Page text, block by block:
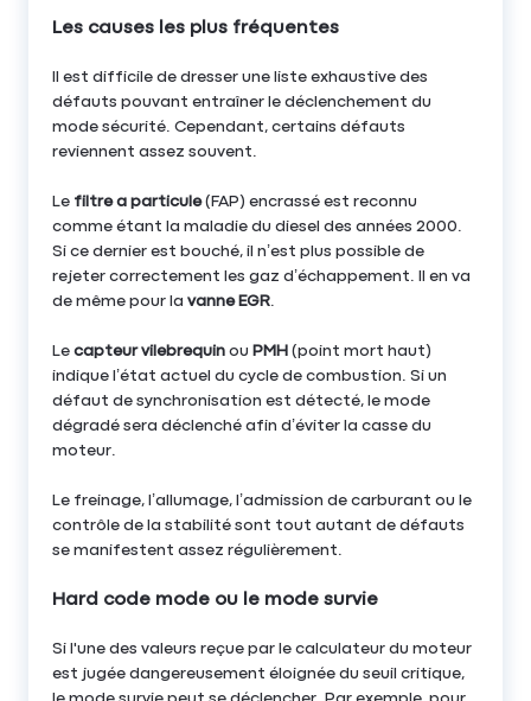
Les causes les plus fréquentes
Il est difficile de dresser une liste exhaustive des
défauts pouvant entraîner le déclenchement du
mode sécurité. Cependant, certains défauts
reviennent assez souvent.
Le filtre a particule(FAP) encrassé est reconnu
comme étant la maladie du diesel des années 2000.
Si ce dernier est bouché, il n’est plus possible de
rejeter correctement les gaz d’échappement. Il en va
de même pour la vanne EGR.
Le capteur vilebrequin ou PMH (point mort haut)
indique l’état actuel du cycle de combustion. Si un
défaut de synchronisation est détecté, le mode
dégradé sera déclenché afin d’éviter la casse du
moteur.
Le freinage, l’allumage, l’admission de carburant ou le
contrôle de la stabilité sont tout autant de défauts
se manifestent assez régulièrement.
Hard code mode ou le mode survie
Si l'une des valeurs reçue par le calculateur du moteur
est jugée dangereusement éloignée du seuil critique,